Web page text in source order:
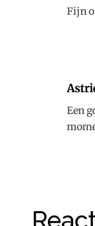
Fijn
Een